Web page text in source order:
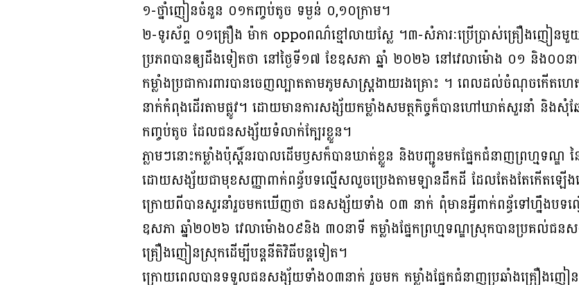
១-ថ្នាំញៀនចំនួន ០១កញ្ចប់តូច ទម្ងន់ ០,១០ក្រាម។
២-ទូរស័ព្ទ ០១គ្រឿង ម៉ាក oppoពណ៌ខ្មៅលាយស្លែ ។៣-សំភារៈប្រើប្រាស់គ្រឿងញៀន
ប្រភពបានឲ្យដឹងទៀតថា នៅថ្ងៃទី១៧ ខែឧសភា ឆ្នាំ ២០២៦ នៅវេលាម៉ោង ០១ និង០០នា
កម្លាំងប្រជាការពារបានចេញល្បាតតាមភូមសាស្រ្តងាយរងគ្រោះ ។ ពេលដល់ចំណុចកើ
នាក់កំពុងដើរតាមផ្លូវ។ ដោយមានការសង្ស័យកម្លាំងសមត្ថកិច្ចក៏បានហៅឃាត់សួរនាំ និង
កញ្ចប់តូច ដែលជនសង្ស័យទំលាក់ក្បែរខ្លួន។
ភ្លាមៗនោះកម្លាំងប៉ុស្តិ៍នរបាលដើមឫសក៏បានឃាត់ខ្លួន និងបញ្ជូនមកផ្នែកជំនាញព្រហ្មទណ្ឌ
ដោយសង្ស័យជាមុខសញ្ញាពាក់ពន្ធ័បទល្មើសលួចប្រេងតាមឡានដឹកដី ដែលតែងតែកើតឡើង
ក្រោយពីបានសួរនាំរួចមកឃើញថា ជនសង្ស័យទាំង ០៣ នាក់ ពុំមានអ្វីពាក់ពន្ធ័ទៅហ្នឹងបទល្
ឧសភា ឆ្នាំ២០២៦ វេលាម៉ោង០៩និង ៣០នាទី កម្លាំងផ្នែកព្រហ្មទណ្ឌស្រុកបានប្រគល់ជន
គ្រឿងញៀនស្រុកដើម្បីបន្តនីតិវិធីបន្តទៀត។
ក្រោយពេលបានទទួលជនសង្ស័យទាំង០៣នាក់ រួចមក កម្លាំងផ្នែកជំនាញប្រឆាំងគ្រឿងញៀ